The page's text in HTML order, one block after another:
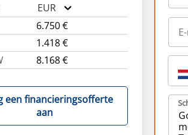
EUR
6.750 €
1.418 €
8.168 €
een financieringsofferte
aan